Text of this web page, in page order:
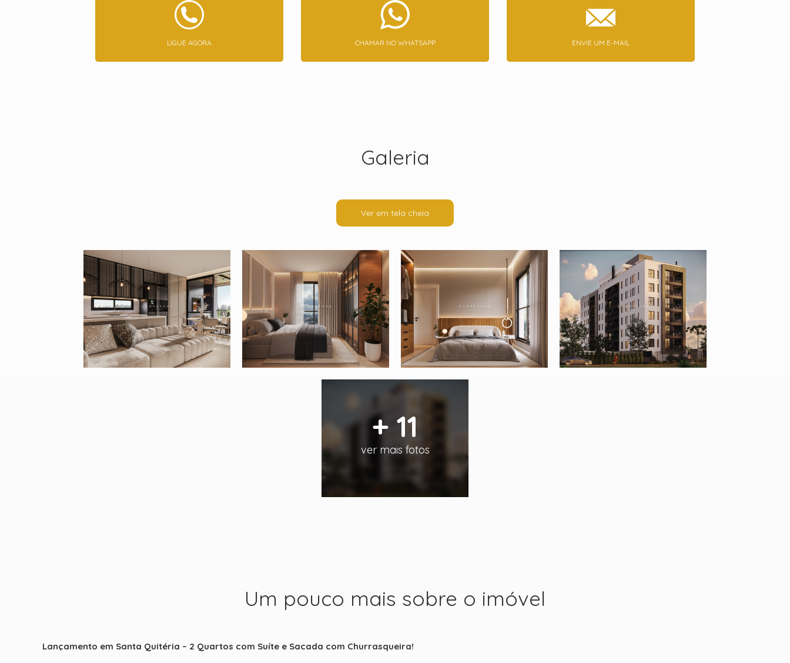
LIGUE AGORA CHAMAR NO WHATSAPP ENVIE UM E-MAIL
Galeria
Ver em tela cheia
+ 11
ver mais fotos
Um pouco mais sobre o imóvel
Lançamento em Santa Quitéria – 2 Quartos com Suíte e Sacada com Churrasqueira!